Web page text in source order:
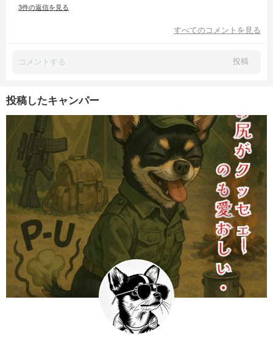
3件の返信を見る
すべてのコメントを見る
投稿
投稿したキャンパー